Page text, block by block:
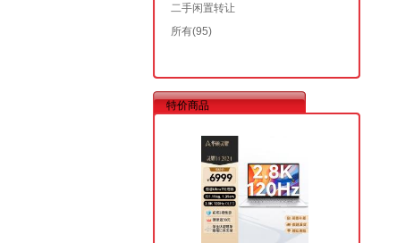
二手闲置转让
所有(95)
特价商品